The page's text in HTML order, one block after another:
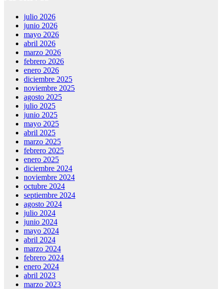
julio 2026
junio 2026
mayo 2026
abril 2026
marzo 2026
febrero 2026
enero 2026
diciembre 2025
noviembre 2025
agosto 2025
julio 2025
junio 2025
mayo 2025
abril 2025
marzo 2025
febrero 2025
enero 2025
diciembre 2024
noviembre 2024
octubre 2024
septiembre 2024
agosto 2024
julio 2024
junio 2024
mayo 2024
abril 2024
marzo 2024
febrero 2024
enero 2024
abril 2023
marzo 2023